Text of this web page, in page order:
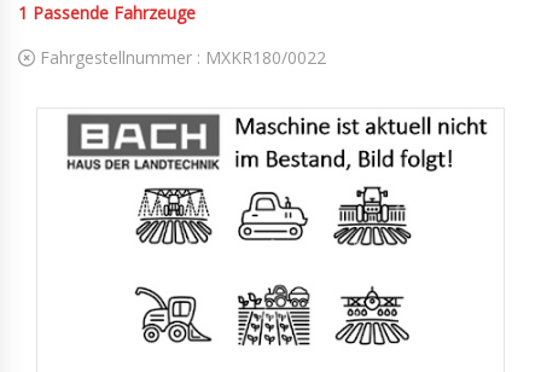
1 Passende Fahrzeuge
Fahrgestellnummer : MXKR180/0022